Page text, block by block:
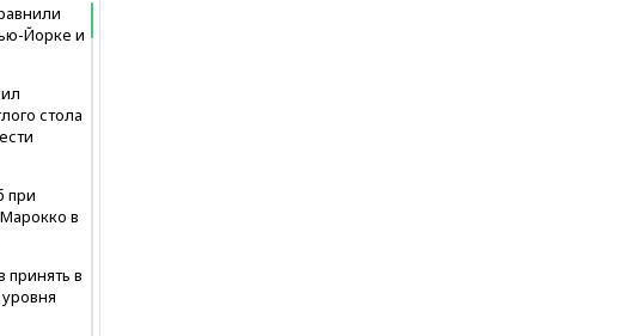
Йорке и
стола
при
в
принять в